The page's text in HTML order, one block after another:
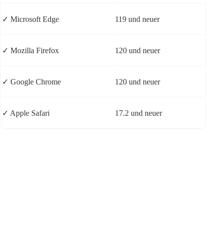
✓ Microsoft Edge 119 und neuer
✓ Mozilla Firefox 120 und neuer
✓ Google Chrome 120 und neuer
✓ Apple Safari 17.2 und neuer